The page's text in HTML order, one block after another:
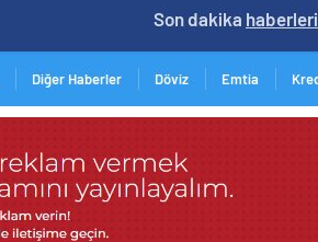
Son dakika haberleri
Diğer Haberler Döviz Emtia